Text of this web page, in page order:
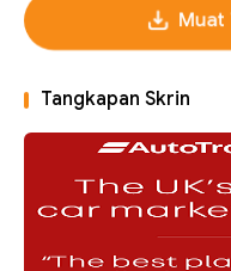
Muat
Tangkapan Skrin